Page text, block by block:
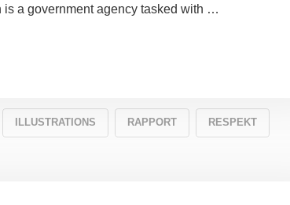
a government agency tasked with …
ILLUSTRATIONS RAPPORT RESPEKT